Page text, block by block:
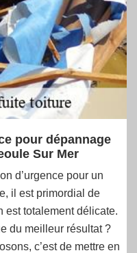
pour dépannage
Sur Mer
d’urgence pour un
il est primordial de
est totalement délicate.
du meilleur résultat ?
c’est de mettre en